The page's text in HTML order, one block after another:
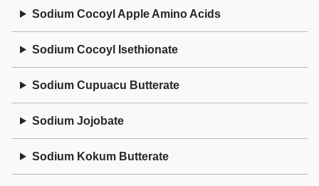
Sodium Cocoyl Apple Amino Acids
Sodium Cocoyl Isethionate
Sodium Cupuacu Butterate
Sodium Jojobate
Sodium Kokum Butterate